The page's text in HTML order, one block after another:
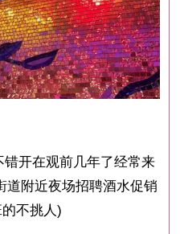
开在观前几年了经常来
道附近夜场招聘酒水促销
不挑人)